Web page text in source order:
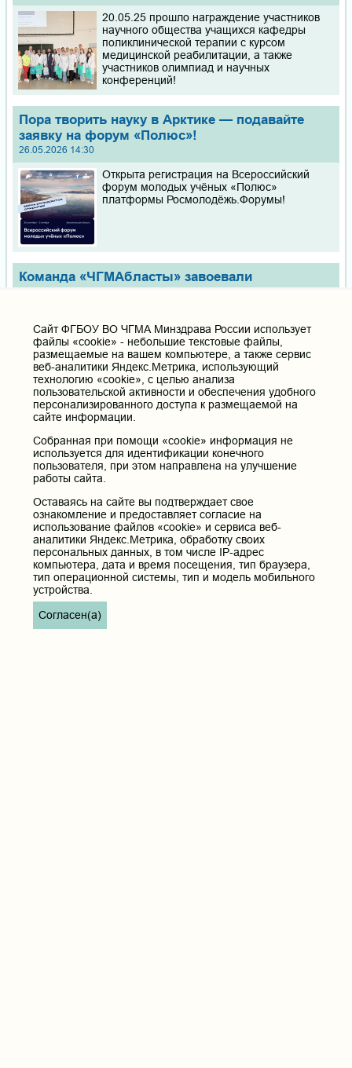
20.05.25 прошло награждение участников
научного общества учащихся кафедры
поликлинической терапии с курсом
медицинской реабилитации, а также
участников олимпиад и научных
конференций!
Пора творить науку в Арктике — подавайте
заявку на форум «Полюс»!
26.05.2026 14:30
Открыта регистрация на Всероссийский
форум молодых учёных «Полюс»
платформы Росмолодёжь.Форумы!
Команда «ЧГМАбласты» завоевали
абсолютное первое место Международного
21.05.2026 16:33
С 14 по 16 мая 2026 года в городе-герое
Волгограде прошёл масштабный
Международный морфологический форум
«Сталинградская сирень», организованный
Волгоградским государственным
медицинским университетом!
II Совместное заседание научных кружков
кафедры офтальмологии ЧГМА и кафедры
глазных болезней БГМУ
13 мая состоялось II Совместное заседание
научных кружков кафедры офтальмологии
ФГБОУ ВО «Читинская государственная
медицинская академия» Минздрава России
и кафедры глазных болезней УО
«Белорусский государственный
5
Cайт ФГБОУ ВО ЧГМА Минздрава России использует
файлы «cookie» - небольшие текстовые файлы,
размещаемые на вашем компьютере, а также сервис
веб-аналитики Яндекс.Метрика, использующий
технологию «cookie», с целью анализа
пользовательской активности и обеспечения удобного
персонализированного доступа к размещаемой на
сайте информации.
Собранная при помощи «cookie» информация не
используется для идентификации конечного
пользователя, при этом направлена на улучшение
работы сайта.
Оставаясь на сайте вы подтверждает свое
ознакомление и предоставляет согласие на
использование файлов «cookie» и сервиса веб-
аналитики Яндекс.Метрика, обработку своих
персональных данных, в том числе IP-адрес
компьютера, дата и время посещения, тип браузера,
тип операционной системы, тип и модель мобильного
устройства.
Согласен(а)